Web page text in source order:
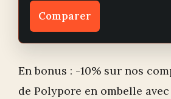
Comparer
En bonus : -10% sur nos
de Polypore en ombelle